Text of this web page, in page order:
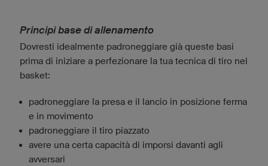
Principi base di allenamento
Dovresti idealmente padroneggiare già queste basi
prima di iniziare a perfezionare la tua tecnica di tiro nel
basket:
padroneggiare la presa e il lancio in posizione ferma
e in movimento
padroneggiare il tiro piazzato
avere una certa capacità di imporsi davanti agli
avversari